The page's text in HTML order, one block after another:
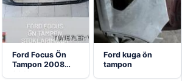
Ford Focus Ön
Tampon 2008
2011
Ford kuga ön
tampon